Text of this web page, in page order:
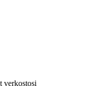
verkostosi